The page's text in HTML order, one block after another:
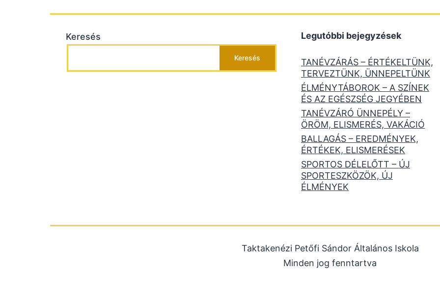
Keresés
Keresés
Legutóbbi bejegyzések
TANÉVZÁRÁS – ÉRTÉKELTÜNK,
TERVEZTÜNK, ÜNNEPELTÜNK
ÉLMÉNYTÁBOROK – A SZÍNEK
ÉS AZ EGÉSZSÉG JEGYÉBEN
TANÉVZÁRÓ ÜNNEPÉLY –
ÖRÖM, ELISMERÉS, VAKÁCIÓ
BALLAGÁS – EREDMÉNYEK,
ÉRTÉKEK, ELISMERÉSEK
SPORTOS DÉLELŐTT – ÚJ
SPORTESZKÖZÖK, ÚJ
ÉLMÉNYEK
Taktakenézi Petőfi Sándor Általános Iskola
Minden jog fenntartva